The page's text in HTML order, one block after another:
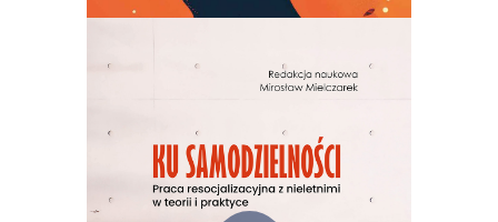
(Z)rozumieć świat. Badania jakościowe w praktyce pedagogicznej
Dodaj do koszyka